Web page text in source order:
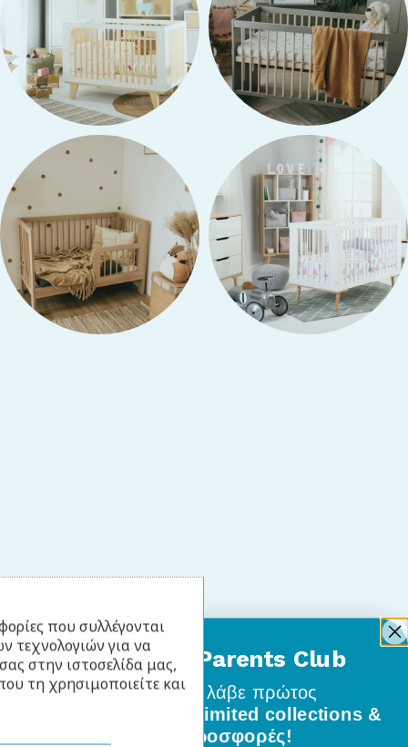
ΒΡΕΦΙΚΌ ΔΩΜΆΤΙΟ
LYDIA
7 προϊόντα
ΒΡΕΦΙΚΌ ΔΩΜΆΤΙΟ
PAULINE
13 προϊόντα
που συλλέγονται
τεχνολογιών για να
στην ιστοσελίδα μας,
τη χρησιμοποιείτε και
BabyLlama Parents Club
Γίνε μέλοςκαι λάβε πρώτος
όλα τα νέα σχέδια, limited collections &
ειδικές προσφορές!